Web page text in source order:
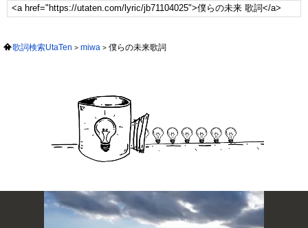
歌詞検索UtaTen miwa 僕らの未来歌詞